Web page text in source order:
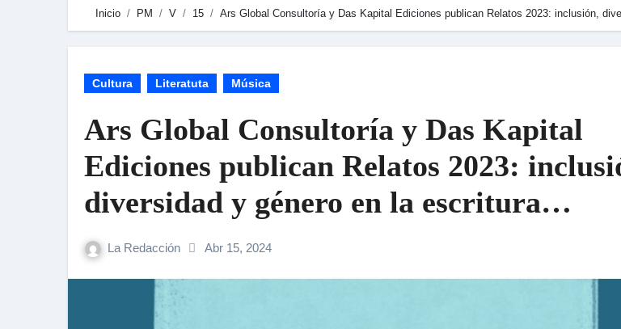
Inicio PM V 15 Ars Global Consultoría y Das Kapital Ediciones publican Relatos 2023: inclusión,
Cultura Literatuta Música
Ars Global Consultoría y Das Kapital
Ediciones publican Relatos 2023: inclusión,
diversidad y género en la escritura
contemporánea
La Redacción Abr 15, 2024